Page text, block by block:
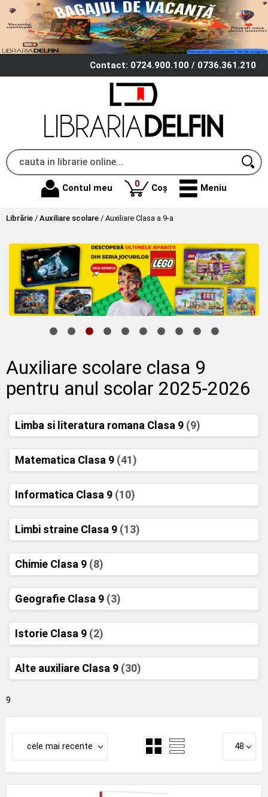
Contact: 0724.900.100 / 0736.361.210
Contul meu 0produse
Coș Meniu
Librărie / Auxiliare scolare / Auxiliare Clasa a 9-a
Auxiliare scolare clasa 9
pentru anul scolar 2025-2026
Limba si literatura romana Clasa 9 (9)
Matematica Clasa 9 (41)
Informatica Clasa 9 (10)
Limbi straine Clasa 9 (13)
Chimie Clasa 9 (8)
Geografie Clasa 9 (3)
Istorie Clasa 9 (2)
Alte auxiliare Clasa 9 (30)
9
cele mai recente 48